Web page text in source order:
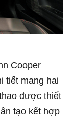
Cooper
tiết mang hai
được thiết
tạo kết hợp